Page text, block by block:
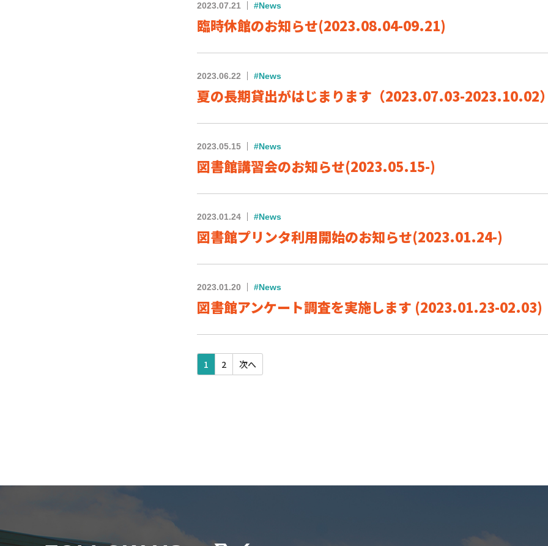
2023.07.21 #News
臨時休館のお知らせ(2023.08.04-09.21)
2023.06.22 #News
夏の長期貸出がはじまります（2023.07.03-2023.10.02）
2023.05.15 #News
図書館講習会のお知らせ(2023.05.15-)
2023.01.24 #News
図書館プリンタ利用開始のお知らせ(2023.01.24-)
2023.01.20 #News
図書館アンケート調査を実施します (2023.01.23-02.03)
1 2 次へ